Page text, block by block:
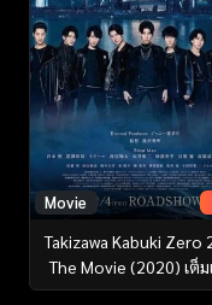
Movie
Takizawa Kabuki Zero
The Movie (2020) เต็ม